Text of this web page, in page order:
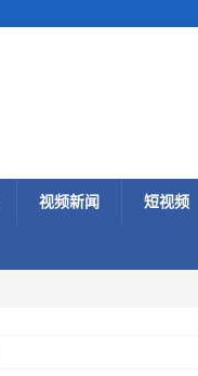
视频新闻 短视频